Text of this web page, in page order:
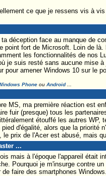
ce que je ressens vis à
déception face au manque de
fort de Microsoft. Loin de
les fonctionnalités de nos
je suis resté sans aucune mise
pour amener Windows 10 sur le
Phoneou Android...
MS, ma première réaction est
fuir (presque) tous les
étouffé les autres WP,
d'égalité, alors que la priorité
prix de l'Acer est abusé, mais
...
mais à l'époque l'appareil était
Pourquoi je m'insurge contre
faire des smartphones